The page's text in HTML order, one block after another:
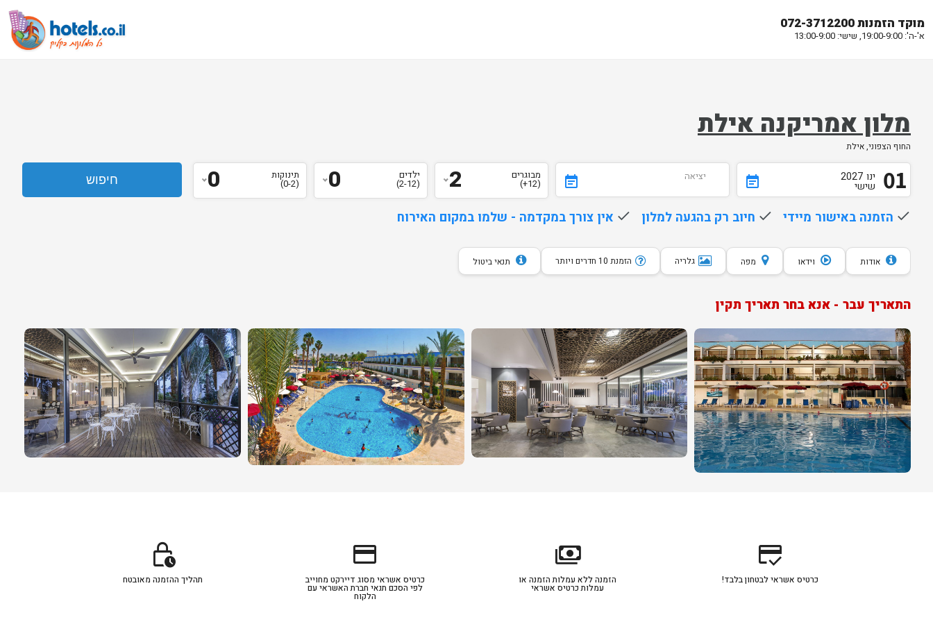
מוקד הזמנות 072-3712200
א'-ה': 19:00-9:00, שישי: 13:00-9:00
מלון אמריקנה אילת
החוף הצפוני, אילת
event_note 01 ינו 2027
שישי event_note יציאה מבוגרים
(12+)
2 ילדים
(2-12)
0 תינוקות
(0-2)
0
done הזמנה באישור מיידי done חיוב רק בהגעה למלון done אין צורך במקדמה - שלמו במקום האירוח
אודות וידאו מפה גלריה הזמנת 10 חדרים ויותר תנאי ביטול
התאריך עבר - אנא בחר תאריך תקין
credit_score
כרטיס אשראי לבטחון בלבד!
payments
הזמנה ללא עמלות הזמנה או
עמלות כרטיס אשראי
credit_card
כרטיס אשראי מסוג דיירקט מחוייב
לפי הסכם תנאי חברת האשראי עם
הלקוח
lock_clock
תהליך ההזמנה מאובטח